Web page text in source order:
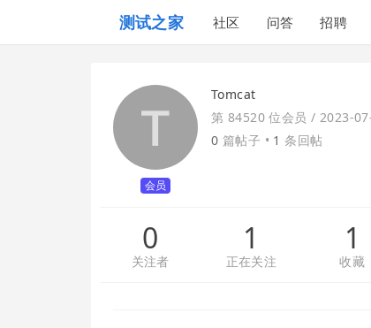
测试之家 社区 问答 招聘
会员
Tomcat
第 84520 位会员 / 2023-
0 篇帖子 • 1 条回帖
0
关注者
1
正在关注
1
收藏